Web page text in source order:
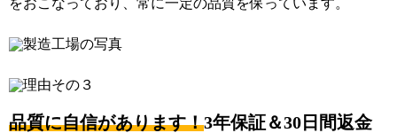
をおこなっており、常に一定の品質を保っています。
品質に自信があります！3年保証＆30日間返金